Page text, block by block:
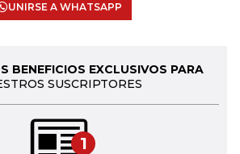
UNIRSE A WHATSAPP
BENEFICIOS EXCLUSIVOS PARA
SUSCRIPTORES
1